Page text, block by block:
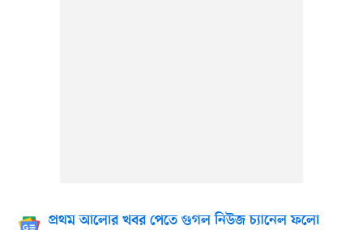
প্রথম আলোর খবর পেতে গুগল নিউজ চ্যানেল ফলো